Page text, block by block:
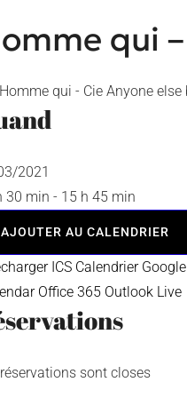
qui
2021
30 min - 15 h 45 min
AJOUTER AU CALENDRIER
ICS Calendrier Google
Office 365 Outlook Live
sont closes